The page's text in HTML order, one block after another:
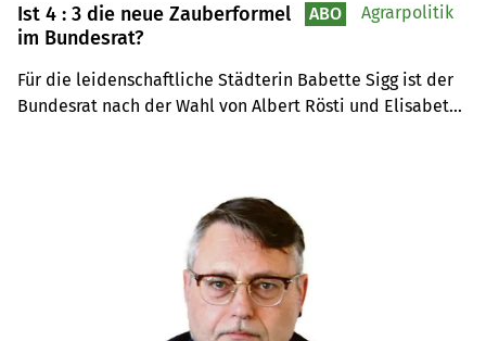
Ist 4 : 3 die neue Zauberformel
im Bundesrat?
Für die leidenschaftliche Städterin Babette Sigg ist der
Bundesrat nach der Wahl von Albert Rösti und Elisabeth
übervertreten. Die Präsidentin des Konsumentenforums
sieht aber auch positive Aspekte.
ABO Agrarpolitik